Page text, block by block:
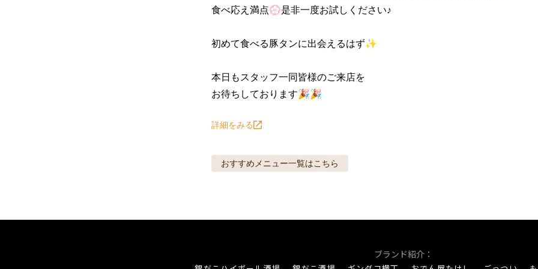
食べ応え満点💮是非一度お試しください♪
初めて食べる豚タンに出会えるはず✨
本日もスタッフ一同皆様のご来店を
お待ちしております🎉🎉
詳細をみる
おすすめメニュー一覧はこちら
ブランド紹介：